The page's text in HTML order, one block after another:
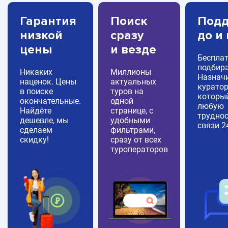
Гарантия
низкой
цены
Никаких
наценок. Цены
в поиске
окончательные.
Найдёте
дешевле, мы
сделаем
скидку!
Поиск
сразу
и везде
Миллионы
актуальных
туров на
одной
странице, с
удобными
фильтрами,
сразу от всех
туроператоров
до и
любую
связи